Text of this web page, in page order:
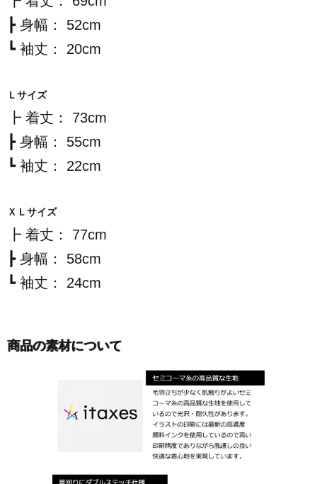
┣ 身幅： 52cm
┗ 袖丈： 20cm
Ｌサイズ
┣ 着丈： 73cm
┣ 身幅： 55cm
┗ 袖丈： 22cm
ＸＬサイズ
┣ 着丈： 77cm
┣ 身幅： 58cm
┗ 袖丈： 24cm
商品の素材について